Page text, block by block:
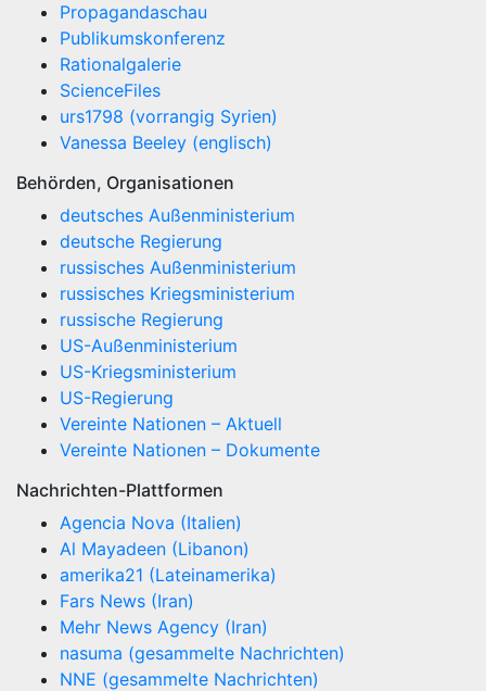
Propagandaschau
Publikumskonferenz
Rationalgalerie
ScienceFiles
urs1798 (vorrangig Syrien)
Vanessa Beeley (englisch)
Behörden, Organisationen
deutsches Außenministerium
deutsche Regierung
russisches Außenministerium
russisches Kriegsministerium
russische Regierung
US-Außenministerium
US-Kriegsministerium
US-Regierung
Vereinte Nationen – Aktuell
Vereinte Nationen – Dokumente
Nachrichten-Plattformen
Agencia Nova (Italien)
Al Mayadeen (Libanon)
amerika21 (Lateinamerika)
Fars News (Iran)
Mehr News Agency (Iran)
nasuma (gesammelte Nachrichten)
NNE (gesammelte Nachrichten)